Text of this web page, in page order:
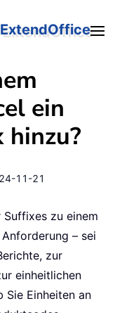
ein
hinzu?
11-21
zu einem
– sei
zur
einheitlichen
Sie Einheiten an